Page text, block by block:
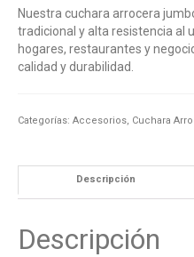
Nuestra cuchara arrocera
tradicional y alta resistencia al
hogares, restaurantes y
calidad y durabilidad.
Categorías: Accesorios, Cuchara
Descripción
Descripción